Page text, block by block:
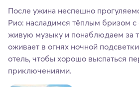
После ужина неспешно
Рио: насладимся тёплым бризом с
живую музыку и понаблюдаем за
оживает в огнях ночной
отель, чтобы хорошо выспаться
приключениями.